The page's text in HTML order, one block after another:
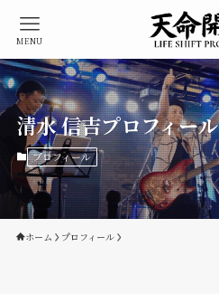
MENU
清水 信吉プロフィール
プロフィール
ホーム プロフィール